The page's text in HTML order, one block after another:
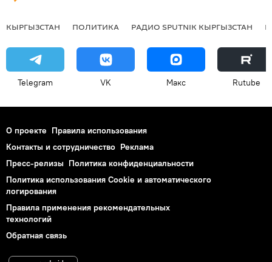
КЫРГЫЗСТАН ПОЛИТИКА РАДИО SPUTNIK КЫРГЫЗСТАН
Telegram VK Макс Rutube
О проекте Правила использования
Контакты и сотрудничество Реклама
Пресс-релизы Политика конфиденциальности
Политика использования Cookie и автоматического
логирования
Правила применения рекомендательных
технологий
Обратная связь